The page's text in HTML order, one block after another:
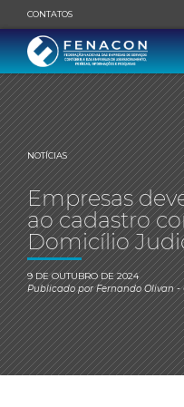
CONTATOS
NOTÍCIAS
Empresas
ao cadastro
Domicílio
9 DE OUTUBRO DE 2024
Publicado porFernando Olivan-